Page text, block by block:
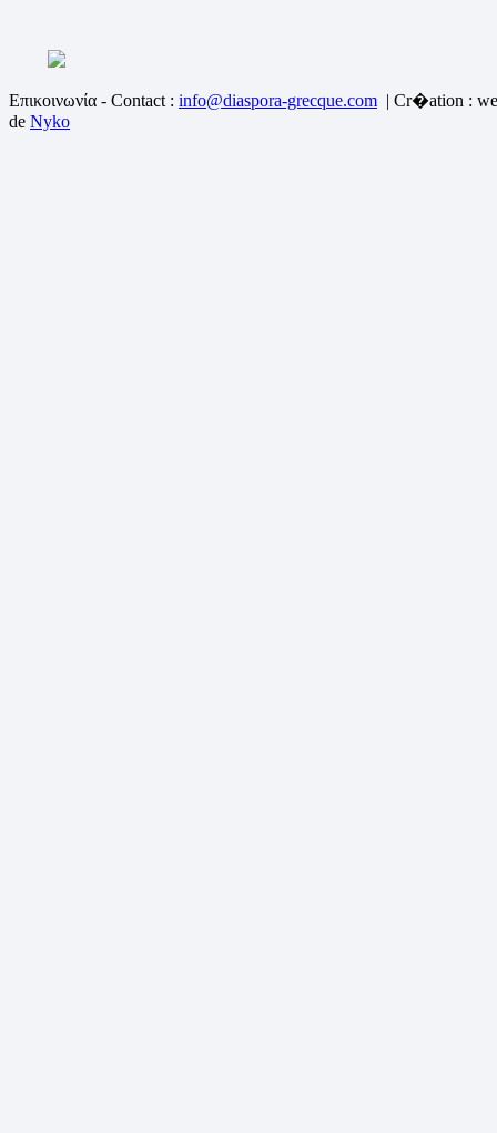
Επικοινωνία - Contact : info@diaspora-grecque.com | Cr�ation :
de Nyko